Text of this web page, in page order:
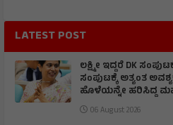
LATEST POST
ಲಕ್ಷ್ಮೀ ಇದ್ದರೆ DK
ಸಂಪುಟಕ್ಕೆ ಅತ್ಯಂತ
ಹೊಳೆಯನ್ನೇ ಹರಿಸಿದ್ದ
06 August 2026